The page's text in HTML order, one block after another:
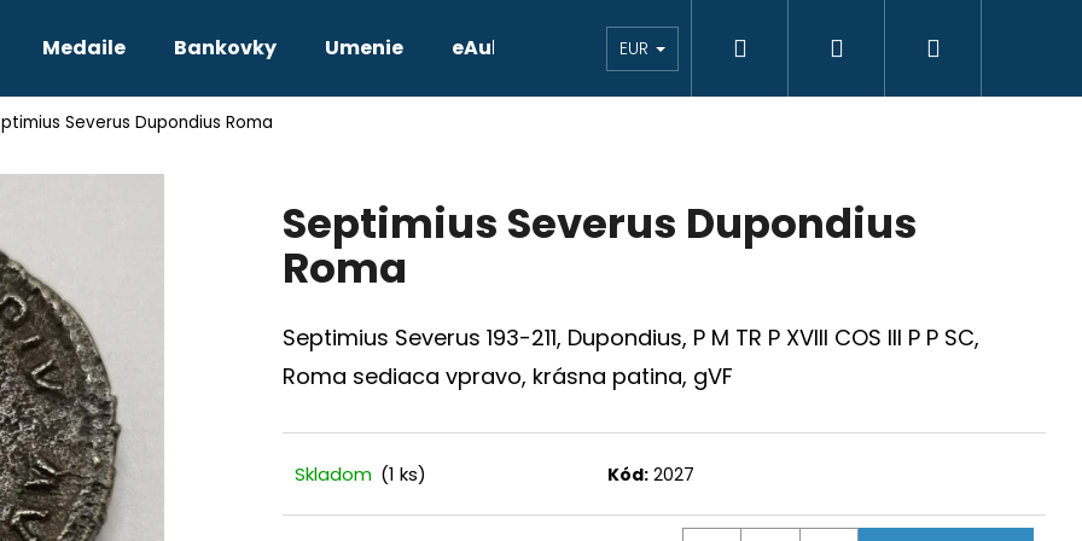
Medaile Bankovky Umenie eAukcie eAukcie bankovky VÝKUP Novinky
EUR Hľadať Prihlásenie
Severus Dupondius Roma
Septimius Severus Dupondius
Roma
Septimius Severus 193-211, Dupondius, P M TR P XVIII COS III P P SC,
Roma sediaca vpravo, krásna patina, gVF
Skladom (1 ks) Kód: 2027
Čo potrebujete nájsť?
HĽADAŤ
Odporúčame
PTOLEMAIOS VI. JOZEF II. 3 GRAJCIAR 1769 B EVM-D